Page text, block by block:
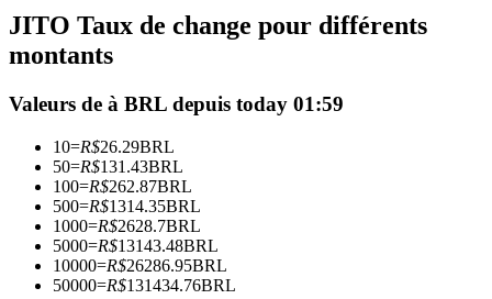
Rejoignez les meilleurs traders
Devenez un trader de copie
Profitez du partage des bénéfices et des commissions de copy
JITO Taux de change pour différents
montants
Valeurs de à BRL depuis today 01:59
10=R$26.29BRL
50=R$131.43BRL
100=R$262.87BRL
500=R$1314.35BRL
1000=R$2628.7BRL
5000=R$13143.48BRL
10000=R$26286.95BRL
50000=R$131434.76BRL